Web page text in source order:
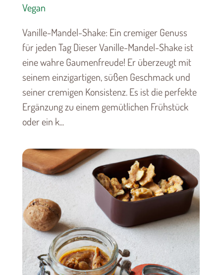
Vegan
Vanille-Mandel-Shake: Ein cremiger Genuss
für jeden Tag Dieser Vanille-Mandel-Shake ist
eine wahre Gaumenfreude! Er überzeugt mit
seinem einzigartigen, süßen Geschmack und
seiner cremigen Konsistenz. Es ist die perfekte
Ergänzung zu einem gemütlichen Frühstück
oder ein k...